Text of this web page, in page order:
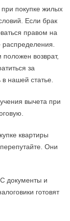
покупке жилых
Если брак
правом на
возврат,
за
нашей статье.
вычета при
квартиры
Они
документы и
готовят